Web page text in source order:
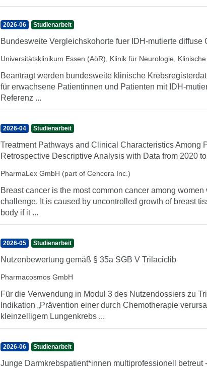
2026-06 Studienarbeit
Bundesweite Vergleichskohorte fuer IDH-mutierte diffuse
Universitätsklinikum Essen (AöR), Klinik für Neurologie,
Beantragt werden bundesweite klinische
für erwachsene Patientinnen und Patienten mit IDH-
Referenz ...
2026-04 Studienarbeit
Treatment Pathways and Clinical Characteristics Among
Retrospective Descriptive Analysis with Data from 2020
PharmaLex GmbH (part of Cencora Inc.)
Breast cancer is the most common cancer among
challenge. It is caused by uncontrolled growth of breast
body if it ...
2026-05 Studienarbeit
Nutzenbewertung gemäß § 35a SGB V Trilaciclib
Pharmacosmos GmbH
Für die Verwendung in Modul 3 des Nutzendossiers zu
Indikation „Prävention einer durch Chemotherapie
kleinzelligem Lungenkrebs ...
2026-06 Studienarbeit
Junge Darmkrebspatient*innen multiprofessionell betreut